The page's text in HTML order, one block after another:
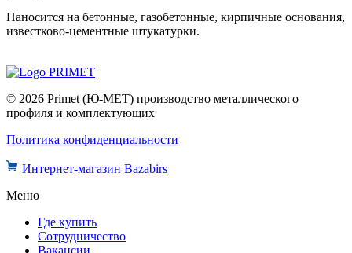
Наносится на бетонные, газобетонные, кирпичные основания,
известково-цементные штукатурки.
© 2026 Primet (Ю-МЕТ) производство металлического
профиля и комплектующих
Политика конфиденциальности
Интернет-магазин Bazabirs
Меню
Где купить
Сотрудничество
Вакансии